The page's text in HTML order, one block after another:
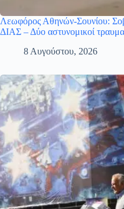
Λεωφόρος Αθηνών-Σουνίου:
ΔΙΑΣ – Δύο αστυνομικοί
8 Αυγούστου, 2026